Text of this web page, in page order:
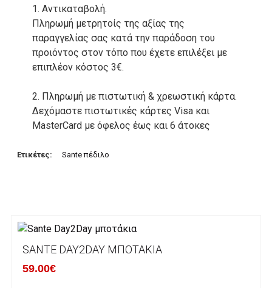
1. Αντικαταβολή.
Πληρωμή μετρητοίς της αξίας της
παραγγελίας σας κατά την παράδοση του
προιόντος στον τόπο που έχετε επιλέξει με
επιπλέον κόστος 3€.
2. Πληρωμή με πιστωτική & χρεωστική κάρτα.
Δεχόμαστε πιστωτικές κάρτες Visa και
MasterCard με όφελος έως και 6 άτοκες
μας κατάστημα πραγρατοποιούνται μέσα από
Λογαριασμό.
κάποιον απο τους ακόλουθους τραπεζικούς
λογαριασμούς:
Ετικέτες: Sante πέδιλο
SANTE DAY2DAY ΜΠΟΤΆΚΙΑ
59.00€